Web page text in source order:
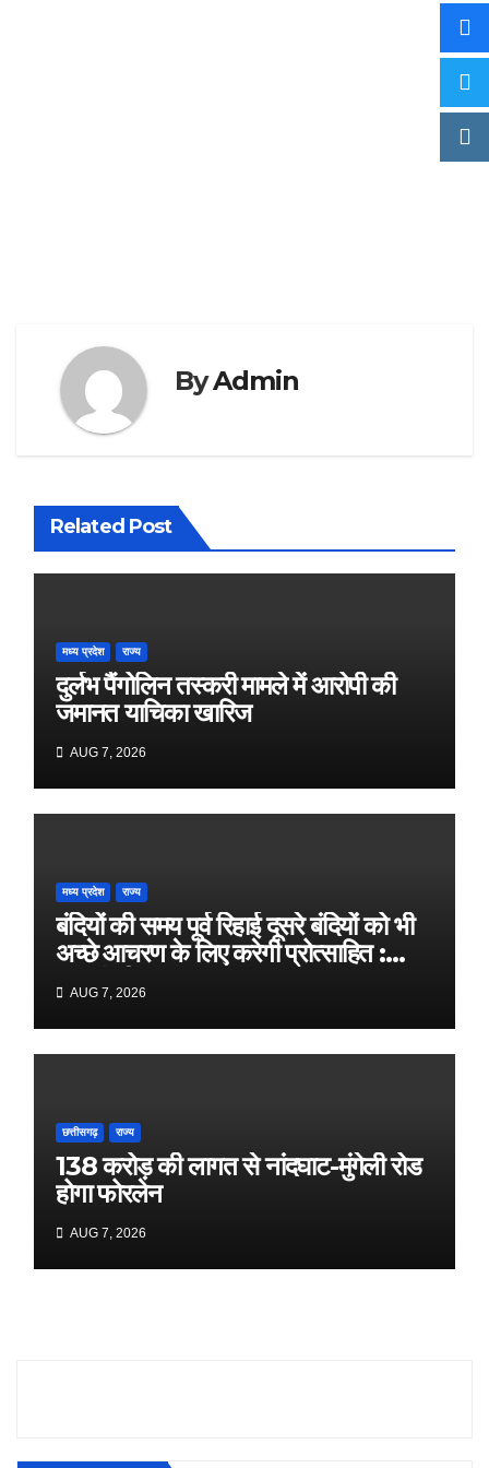
ByAdmin
Related Post
मध्य प्रदेश राज्य
दुर्लभ पैंगोलिन तस्करी मामले में आरोपी की
जमानत याचिका खारिज
AUG 7, 2026
मध्य प्रदेश राज्य
बंदियों की समय पूर्व रिहाई दूसरे बंदियों को भी
अच्छे आचरण के लिए करेगी प्रोत्साहित :
मुख्यमंत्री डॉ. यादव
AUG 7, 2026
छत्तीसगढ़ राज्य
138 करोड़ की लागत से नांदघाट-मुंगेली रोड
होगा फोरलेन
AUG 7, 2026